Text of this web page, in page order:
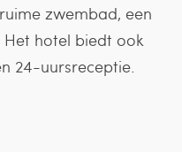
zwembad, een
hotel biedt ook
24-uursreceptie.